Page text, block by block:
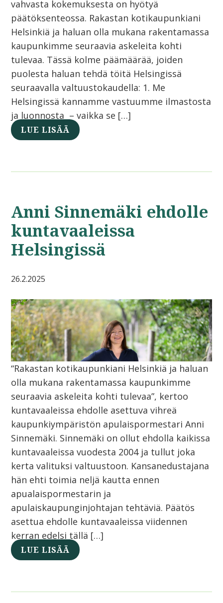
vahvasta kokemuksesta on hyötyä
päätöksenteossa. Rakastan kotikaupunkiani
Helsinkiä ja haluan olla mukana rakentamassa
kaupunkimme seuraavia askeleita kohti
tulevaa. Tässä kolme päämäärää, joiden
puolesta haluan tehdä töitä Helsingissä
seuraavalla valtuustokaudella: 1. Me
Helsingissä kannamme vastuumme ilmastosta
ja luonnosta – vaikka se […]
LUE LISÄÄ
Anni Sinnemäki ehdolle
kuntavaaleissa
Helsingissä
26.2.2025
“Rakastan kotikaupunkiani Helsinkiä ja haluan
olla mukana rakentamassa kaupunkimme
seuraavia askeleita kohti tulevaa”, kertoo
kuntavaaleissa ehdolle asettuva vihreä
kaupunkiympäristön apulaispormestari Anni
Sinnemäki. Sinnemäki on ollut ehdolla kaikissa
kuntavaaleissa vuodesta 2004 ja tullut joka
kerta valituksi valtuustoon. Kansanedustajana
hän ehti toimia neljä kautta ennen
apualaispormestarin ja
apulaiskaupunginjohtajan tehtäviä. Päätös
asettua ehdolle kuntavaaleissa viidennen
kerran edelsi tällä […]
LUE LISÄÄ